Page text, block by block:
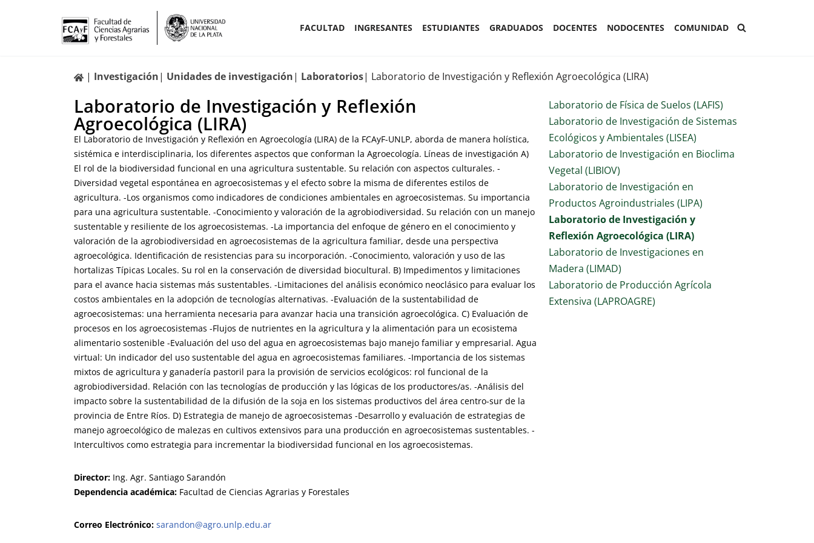
FACULTAD INGRESANTES ESTUDIANTES GRADUADOS DOCENTES NODOCENTES COMUNIDAD
Investigación Unidades de investigación Laboratorios Laboratorio de Investigación y Reflexión Agroecológica (LIRA)
Laboratorio de Investigación y Reflexión
Agroecológica (LIRA)
El Laboratorio de Investigación y Reflexión en Agroecología (LIRA) de la FCAyF-UNLP, aborda de manera holística,
sistémica e interdisciplinaria, los diferentes aspectos que conforman la Agroecología. Líneas de investigación A)
El rol de la biodiversidad funcional en una agricultura sustentable. Su relación con aspectos culturales. -
Diversidad vegetal espontánea en agroecosistemas y el efecto sobre la misma de diferentes estilos de
agricultura. -Los organismos como indicadores de condiciones ambientales en agroecosistemas. Su importancia
para una agricultura sustentable. -Conocimiento y valoración de la agrobiodiversidad. Su relación con un manejo
sustentable y resiliente de los agroecosistemas. -La importancia del enfoque de género en el conocimiento y
valoración de la agrobiodiversidad en agroecosistemas de la agricultura familiar, desde una perspectiva
agroecológica. Identificación de resistencias para su incorporación. -Conocimiento, valoración y uso de las
hortalizas Típicas Locales. Su rol en la conservación de diversidad biocultural. B) Impedimentos y limitaciones
para el avance hacia sistemas más sustentables. -Limitaciones del análisis económico neoclásico para evaluar los
costos ambientales en la adopción de tecnologías alternativas. -Evaluación de la sustentabilidad de
agroecosistemas: una herramienta necesaria para avanzar hacia una transición agroecológica. C) Evaluación de
procesos en los agroecosistemas -Flujos de nutrientes en la agricultura y la alimentación para un ecosistema
alimentario sostenible -Evaluación del uso del agua en agroecosistemas bajo manejo familiar y empresarial. Agua
virtual: Un indicador del uso sustentable del agua en agroecosistemas familiares. -Importancia de los sistemas
mixtos de agricultura y ganadería pastoril para la provisión de servicios ecológicos: rol funcional de la
agrobiodiversidad. Relación con las tecnologías de producción y las lógicas de los productores/as. -Análisis del
impacto sobre la sustentabilidad de la difusión de la soja en los sistemas productivos del área centro-sur de la
provincia de Entre Ríos. D) Estrategia de manejo de agroecosistemas -Desarrollo y evaluación de estrategias de
manejo agroecológico de malezas en cultivos extensivos para una producción en agroecosistemas sustentables. -
Intercultivos como estrategia para incrementar la biodiversidad funcional en los agroecosistemas.
Director: Ing. Agr. Santiago Sarandón
Dependencia académica: Facultad de Ciencias Agrarias y Forestales
Correo Electrónico: sarandon@agro.unlp.edu.ar
Laboratorio de Física de Suelos (LAFIS)
Laboratorio de Investigación de Sistemas
Ecológicos y Ambientales (LISEA)
Laboratorio de Investigación en Bioclima
Vegetal (LIBIOV)
Laboratorio de Investigación en
Productos Agroindustriales (LIPA)
Laboratorio de Investigación y
Reflexión Agroecológica (LIRA)
Laboratorio de Investigaciones en
Madera (LIMAD)
Laboratorio de Producción Agrícola
Extensiva (LAPROAGRE)